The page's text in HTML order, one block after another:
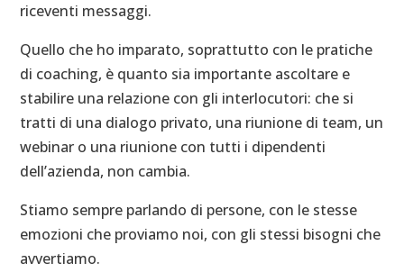
riceventi messaggi.
Quello che ho imparato, soprattutto con le pratiche
di coaching, è quanto sia importante ascoltare e
stabilire una relazione con gli interlocutori: che si
tratti di una dialogo privato, una riunione di team, un
webinar o una riunione con tutti i dipendenti
dell’azienda, non cambia.
Stiamo sempre parlando di persone, con le stesse
emozioni che proviamo noi, con gli stessi bisogni che
avvertiamo.